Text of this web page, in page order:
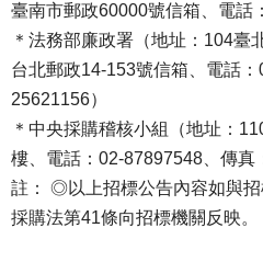
臺南市郵政60000號信箱、電話
＊法務部廉政署（地址：104臺
台北郵政14-153號信箱、電話
25621156）
＊中央採購稽核小組（地址：
樓、電話：02-87897548、傳真
註： ◎以上招標公告內容如與
採購法第41條向招標機關反映。